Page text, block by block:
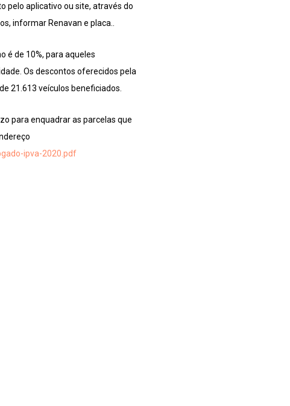
pelo aplicativo ou site, através do
informar Renavan e placa..
é de 10%, para aqueles
Os descontos oferecidos pela
21.613 veículos beneficiados.
para enquadrar as parcelas que
ipva-2020.pdf